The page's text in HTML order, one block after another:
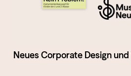
Neues Corporate Design